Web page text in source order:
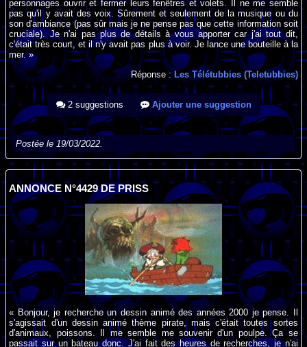
personnages ouvrir et fermer leurs fenêtres et volets. Il ne me semble
pas qu'il y avait des voix. Sûrement et seulement de la musique ou du
son d'ambiance (pas sûr mais je ne pense pas que cette information soit
cruciale). Je n'ai pas plus de détails à vous apporter car j'ai tout dit,
c'était très court, et il n'y avait pas plus à voir. Je lance une bouteille à la
mer. »
Réponse :Les Télétubbies (Teletubbies)
2 suggestions Ajouter une suggestion
Postée le 19/03/2022.
ANNONCE N°4429 DE PRISS
« Bonjour, je recherche un dessin animé des années 2000 je pense. Il
s'agissait d'un dessin animé thème pirate, mais c'était toutes sortes
d'animaux, poissons. Il me semble me souvenir d'un poulpe. Ça se
passait sur un bateau donc. J'ai fait des heures de recherches, je n'ai